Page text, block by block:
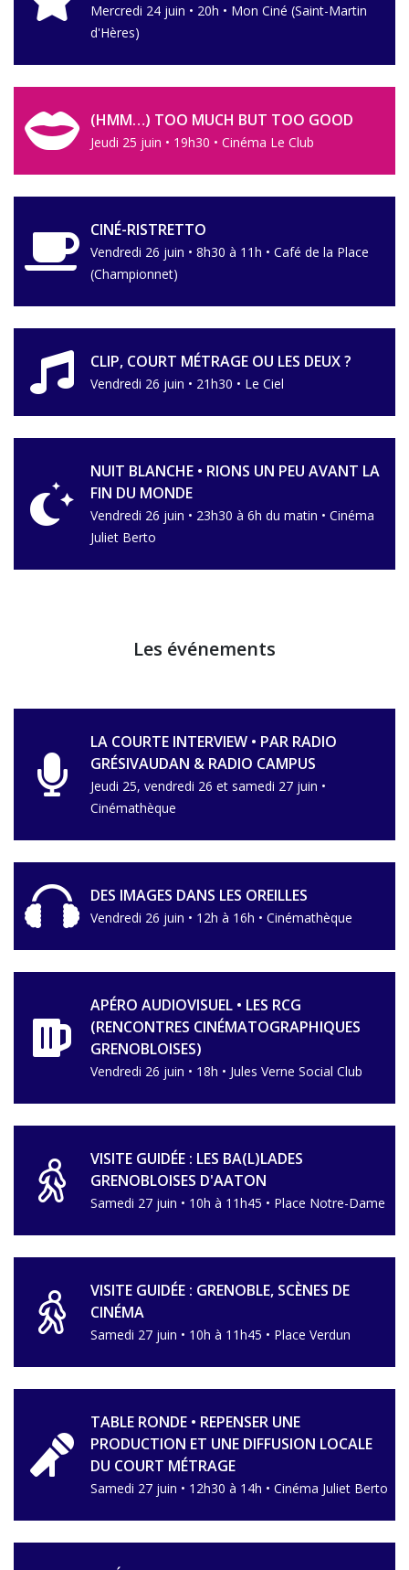
Mercredi 24 juin • 20h • Mon Ciné (Saint-Martin
d'Hères)
(HMM…) TOO MUCH BUT TOO GOOD
Jeudi 25 juin • 19h30 • Cinéma Le Club
CINÉ-RISTRETTO
Vendredi 26 juin • 8h30 à 11h • Café de la Place
(Championnet)
CLIP, COURT MÉTRAGE OU LES DEUX ?
Vendredi 26 juin • 21h30 • Le Ciel
NUIT BLANCHE • RIONS UN PEU AVANT LA
FIN DU MONDE
Vendredi 26 juin • 23h30 à 6h du matin • Cinéma
Juliet Berto
Les événements
LA COURTE INTERVIEW • PAR RADIO
GRÉSIVAUDAN & RADIO CAMPUS
Jeudi 25, vendredi 26 et samedi 27 juin •
Cinémathèque
DES IMAGES DANS LES OREILLES
Vendredi 26 juin • 12h à 16h • Cinémathèque
APÉRO AUDIOVISUEL • LES RCG
(RENCONTRES CINÉMATOGRAPHIQUES
GRENOBLOISES)
Vendredi 26 juin • 18h • Jules Verne Social Club
VISITE GUIDÉE : LES BA(L)LADES
GRENOBLOISES D'AATON
Samedi 27 juin • 10h à 11h45 • Place Notre-Dame
VISITE GUIDÉE : GRENOBLE, SCÈNES DE
CINÉMA
Samedi 27 juin • 10h à 11h45 • Place Verdun
TABLE RONDE • REPENSER UNE
PRODUCTION ET UNE DIFFUSION LOCALE
DU COURT MÉTRAGE
Samedi 27 juin • 12h30 à 14h • Cinéma Juliet Berto